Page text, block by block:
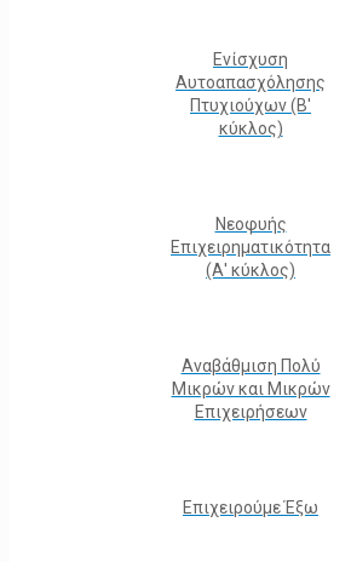
Ενίσχυση
Αυτοαπασχόλησης
Πτυχιούχων (Β'
κύκλος)
Νεοφυής
Επιχειρηματικότητα
(Α' κύκλος)
Αναβάθμιση Πολύ
Μικρών και Μικρών
Επιχειρήσεων
Επιχειρούμε Έξω